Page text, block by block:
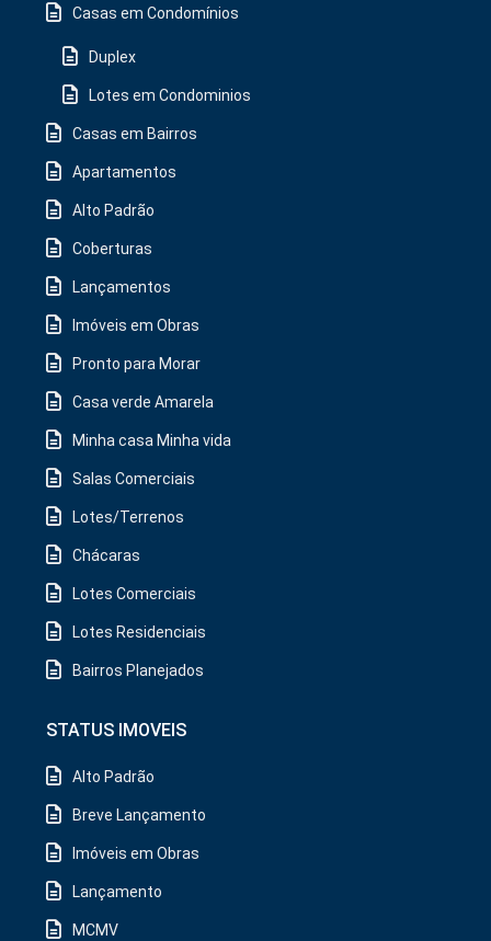
Casas em Condomínios
Duplex
Lotes em Condominios
Casas em Bairros
Apartamentos
Alto Padrão
Coberturas
Lançamentos
Imóveis em Obras
Pronto para Morar
Casa verde Amarela
Minha casa Minha vida
Salas Comerciais
Lotes/Terrenos
Chácaras
Lotes Comerciais
Lotes Residenciais
Bairros Planejados
STATUS IMOVEIS
Alto Padrão
Breve Lançamento
Imóveis em Obras
Lançamento
MCMV